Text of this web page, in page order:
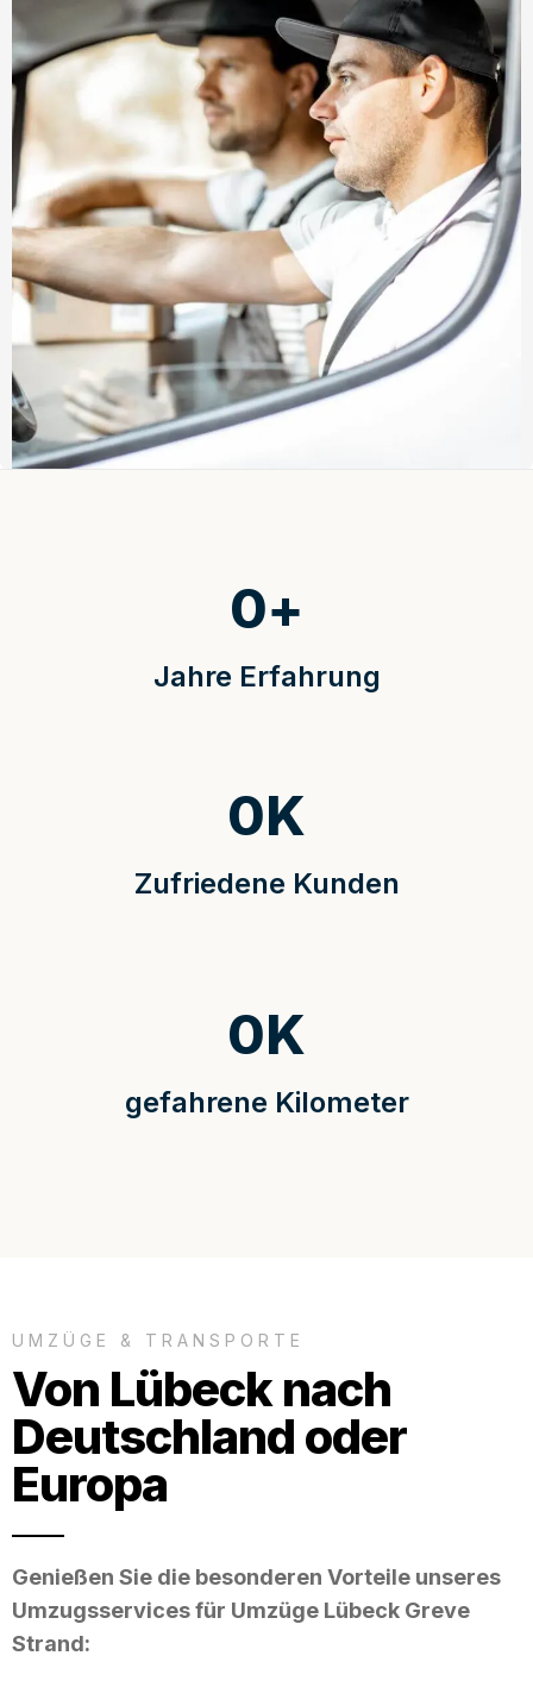
Jahre Erfahrung
0+
Zufriedene Kunden
0K
gefahrene Kilometer
0K
UMZÜGE & TRANSPORTE
Von Lübeck nach
Deutschland oder
Europa
Genießen Sie die besonderen Vorteile unseres
Umzugsservices für Umzüge Lübeck Greve
Strand: